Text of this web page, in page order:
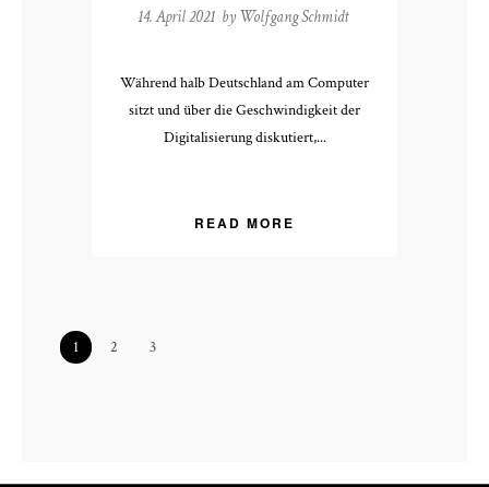
14. April 2021 by Wolfgang Schmidt
Während halb Deutschland am Computer
sitzt und über die Geschwindigkeit der
Digitalisierung diskutiert,...
READ MORE
1 2 3